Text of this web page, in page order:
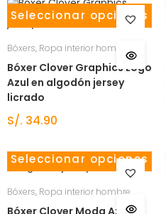
Seleccionar opciones
Bóxers, Ropa interior hombre
Bóxer Clover Graphics Logo
Azul en algodón jersey
licrado
S/. 34.90
Seleccionar opciones
Bóxers, Ropa interior hombre
Bóxer Clover Moda Azul en